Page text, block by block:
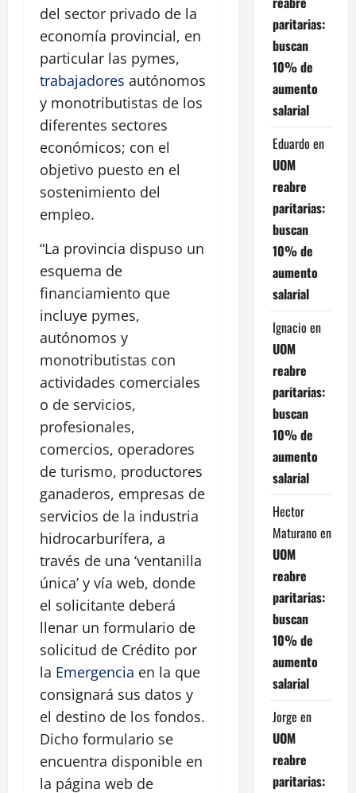
del sector privado de la
economía provincial, en
particular las pymes,
trabajadores autónomos
y monotributistas de los
diferentes sectores
económicos; con el
objetivo puesto en el
sostenimiento del
empleo.
“La provincia dispuso un
esquema de
financiamiento que
incluye pymes,
autónomos y
monotributistas con
actividades comerciales
o de servicios,
profesionales,
comercios, operadores
de turismo, productores
ganaderos, empresas de
servicios de la industria
hidrocarburífera, a
través de una ‘ventanilla
única’ y vía web, donde
el solicitante deberá
llenar un formulario de
solicitud de Crédito por
la Emergencia en la que
consignará sus datos y
el destino de los fondos.
Dicho formulario se
encuentra disponible en
la página web de
paritarias:
buscan
10% de
aumento
salarial
Eduardo en
UOM
reabre
paritarias:
buscan
10% de
aumento
salarial
Ignacio en
UOM
reabre
paritarias:
buscan
10% de
aumento
salarial
Hector
Maturano en
UOM
reabre
paritarias:
buscan
10% de
aumento
salarial
Jorge en
UOM
reabre
paritarias: